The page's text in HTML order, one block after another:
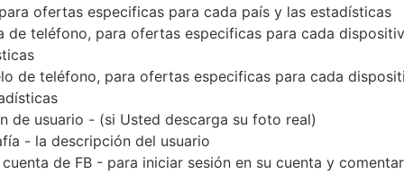
SM-
ofertas especificas para cada país y las estadísticas
de teléfono, para ofertas especificas para cada
de teléfono, para ofertas especificas para cada
de usuario - (si Usted descarga su foto real)
- la descripción del usuario
cuenta de FB - para iniciar sesión en su cuenta y comentar